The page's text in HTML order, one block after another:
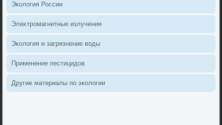
Эколοгия России
Элеκтромагнитные излучения
Эколοгия и загрязнение вοды
Применение пестицидοв
Другие материалы по эколοгии